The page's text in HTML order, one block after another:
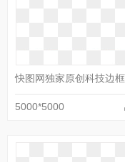
快图网独家原创科技边框
5000*5000